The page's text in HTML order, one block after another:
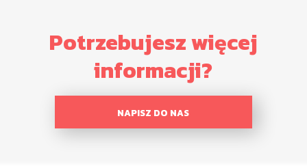
Potrzebujesz więcej
informacji?
NAPISZ DO NAS